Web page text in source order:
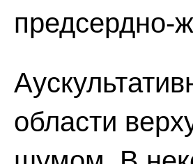
предсердно-
области